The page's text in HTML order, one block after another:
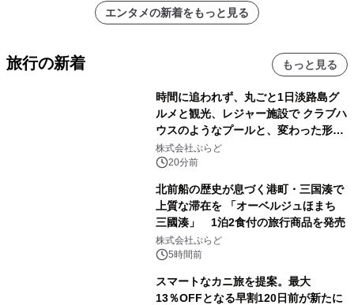
エンタメの新着をもっと見る
旅行の新着 もっと見る
時間に追われず、丸ごと1日淡路島グ
ルメと観光、レジャー施設で クラブハ
ウスのようなプールと、変わった形の
サウナも 「THE BOXY AWAJI」のお
得な素泊まり連泊プランで
株式会社ぷらど
20分前
北前船の歴史が息づく港町・三国湊で
上質な滞在を 「オーベルジュほまち
三國湊」 1泊2食付の旅行商品を発売
株式会社ぷらど
5時間前
スマートなカニ旅を提案。最大
13％OFFとなる早割120日前が新たに